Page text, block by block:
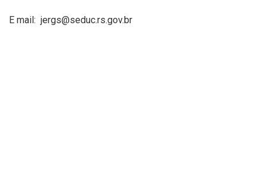
E mail: jergs@seduc.rs.gov.br